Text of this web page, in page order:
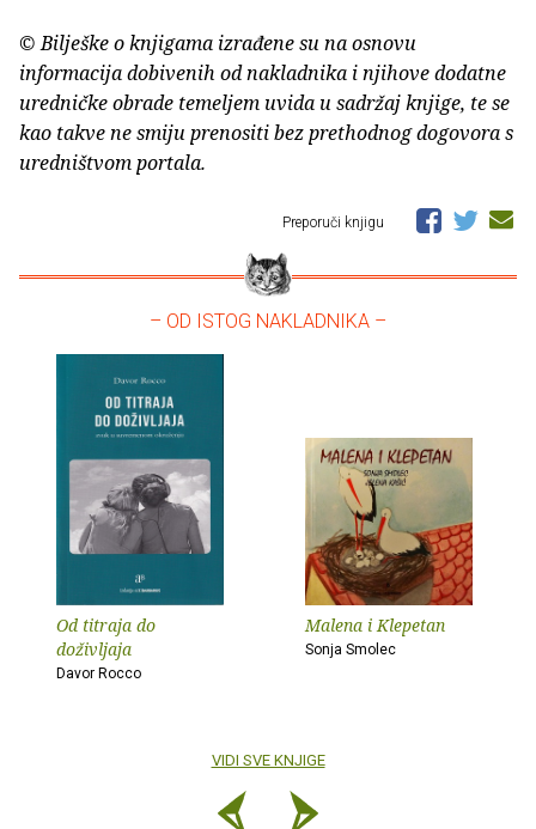
© Bilješke o knjigama izrađene su na osnovu
informacija dobivenih od nakladnika i njihove dodatne
uredničke obrade temeljem uvida u sadržaj knjige, te se
kao takve ne smiju prenositi bez prethodnog dogovora s
uredništvom portala.
Preporuči knjigu
– OD ISTOG NAKLADNIKA –
Od titraja do
doživljaja
Davor Rocco
Malena i Klepetan
Sonja Smolec
VIDI SVE KNJIGE